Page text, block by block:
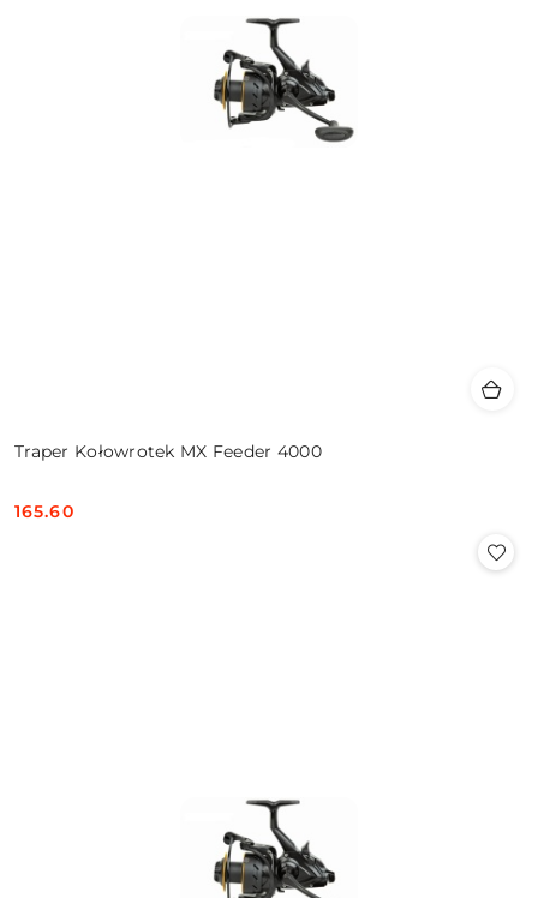
Traper Kołowrotek MX Feeder 4000
Cena:
165.60